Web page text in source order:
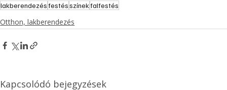
lakberendezésfestésszínekfalfestés
Otthon, lakberendezés
Kapcsolódó bejegyzések